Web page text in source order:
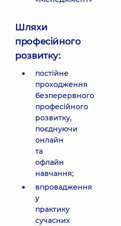
Шляхи
професійного
розвитку:
постійне
проходження
безперервного
професійного
розвитку,
поєднуючи
онлайн
та
офлайн
навчання;
впровадження
у
практику
сучасних